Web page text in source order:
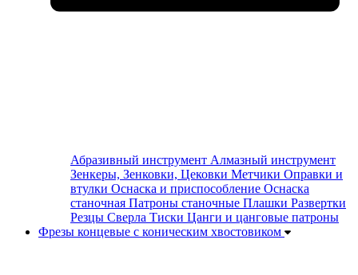
Абразивный инструмент Алмазный инструмент
Зенкеры, Зенковки, Цековки Метчики Оправки и
втулки Оснаска и приспособление Оснаска
станочная Патроны станочные Плашки Развертки
Резцы Сверла Тиски Цанги и цанговые патроны
Фрезы концевые с коническим хвостовиком